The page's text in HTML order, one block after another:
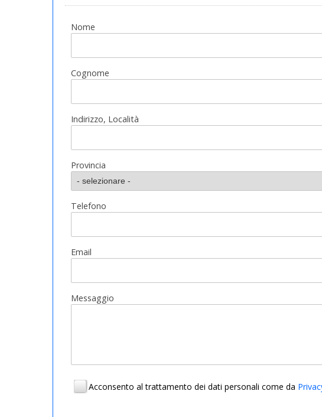
Nome
Cognome
Indirizzo, Località
Provincia
Telefono
Email
Messaggio
Acconsento al trattamento dei dati personali come da